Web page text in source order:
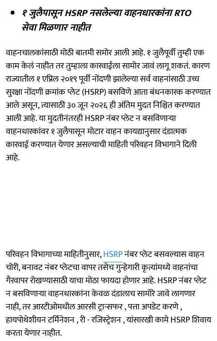
१ जुलैपासून HSRP नसलेल्या वाहनधारकांना RTO
सेवा मिळणार नाहीत
वाहनचालकांसाठी मोठी बातमी समोर आली आहे. १ जुलैपूर्वी तुम्ही एक
काम केलं नाहीत तर तुम्हाला कारवाईला सामोर जावं लागू शकतं. कारण
राज्यातील १ एप्रिल २०१९ पूर्वी नोंदणी झालेल्या सर्व वाहनांसाठी उच्च
सुरक्षा नोंदणी क्रमांक प्लेट (HSRP) बसविणे आता बंधनकारक करण्यात
आले असून, त्यासाठी ३० जून २०२६ ही अंतिम मुदत निश्चित करण्यात
आली आहे. या मुदतीनंतरही HSRP नंबर प्लेट न बसविणाऱ्या
वाहनधारकांवर १ जुलैपासून मोटार वाहन कायद्यानुसार दंडात्मक
कारवाई करण्यात येणार असल्याची माहिती परिवहन विभागाने दिली
आहे.
परिवहन विभागाच्या माहितीनुसार,HSRPनंबर प्लेट बसवल्यास वाहन
चोरी, बनावट नंबर प्लेटचा वापर तसेच गुन्हेगारी कृत्यांमध्ये वाहनांचा
गैरवापर रोखण्यासाठी याचा मोठा फायदा होणार आहे. HSRP नंबर प्लेट
न बसविणाऱ्या वाहनधारकांना केवळ दंडालाच सामोरे जावे लागणार
नाही, तर आरटीओमधील आरसी ट्रान्सफर , पत्ता अपडेट करणे ,
हायपोथेशीयन टर्मिनेशन , री - रजिस्ट्रेशन , यांसारखी कामे HSRP शिवाय
करता येणार नाहीत.